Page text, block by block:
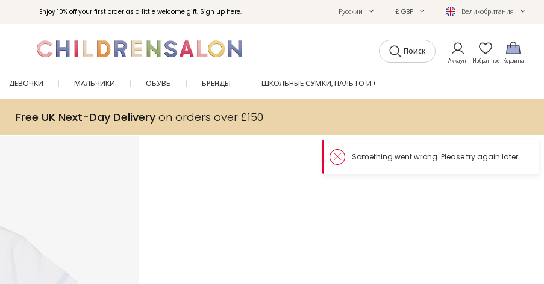
Enjoy 10% off your first order as a little welcome gift. Sign up here. Русский £ GBP Великобритания
Поиск
Аккаунт Избранное Корзина
ДЕВОЧКИ МАЛЬЧИКИ ОБУВЬ БРЕНДЫ ШКОЛЬНЫЕ СУМКИ, ПАЛЬТО И ОБУВЬ
Free UK Next-Day Deliveryon orders over £150